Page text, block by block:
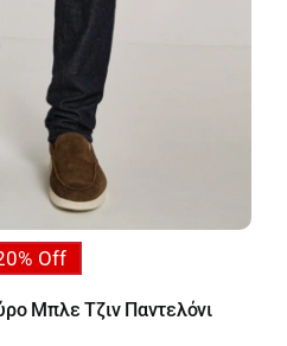
Off
Μπλε Τζιν Παντελόνι